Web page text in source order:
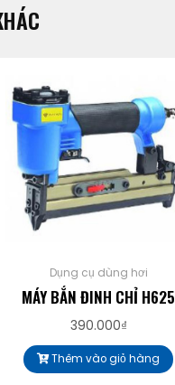
Dụng cụ dùng hơi
MÁY BẮN ĐINH CHỈ H625
390.000₫
Thêm vào giỏ hàng